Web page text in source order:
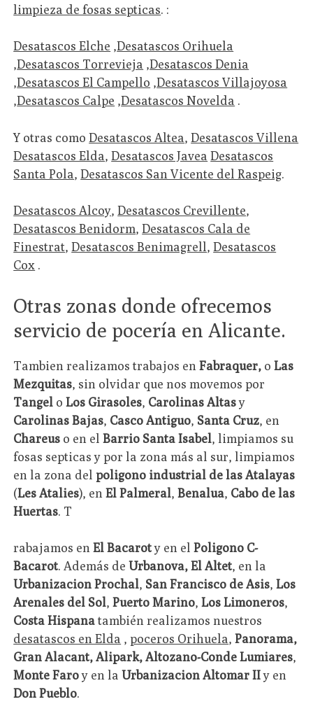
limpieza de fosas septicas. :
Desatascos Elche ,Desatascos Orihuela
,Desatascos Torrevieja ,Desatascos Denia
,Desatascos El Campello ,Desatascos Villajoyosa
,Desatascos Calpe ,Desatascos Novelda .
Y otras comoDesatascos Altea,Desatascos Villena
Desatascos Elda,Desatascos Javea Desatascos
Santa Pola,Desatascos San Vicente del Raspeig.
Desatascos Alcoy,Desatascos Crevillente,
Desatascos Benidorm,Desatascos Cala de
Finestrat,Desatascos Benimagrell,Desatascos
Cox .
Otras zonas donde ofrecemos
servicio de pocería en Alicante.
Tambien realizamos trabajos enFabraquer, oLas
Mezquitas, sin olvidar que nos movemos por
Tangel oLos Girasoles, Carolinas Altasy
Carolinas Bajas, Casco Antiguo, Santa Cruz, en
Chareus o en elBarrio Santa Isabel, limpiamos su
fosas septicas y por la zona más al sur, limpiamos
en la zona delpoligono industrial de las Atalayas
(Les Atalies), enEl Palmeral,Benalua, Cabo de las
Huertas. T
rabajamos enEl Bacaroty en elPoligono C-
Bacarot. Además deUrbanova, El Altet, en la
Urbanizacion Prochal, San Francisco de Asis,Los
Arenales del Sol,Puerto Marino,Los Limoneros,
Costa Hispanatambién realizamos nuestros
desatascos en Elda ,poceros Orihuela,Panorama,
Gran Alacant, Alipark, Altozano-Conde Lumiares,
Monte Faroy en laUrbanizacion Altomar IIy en
Don Pueblo.